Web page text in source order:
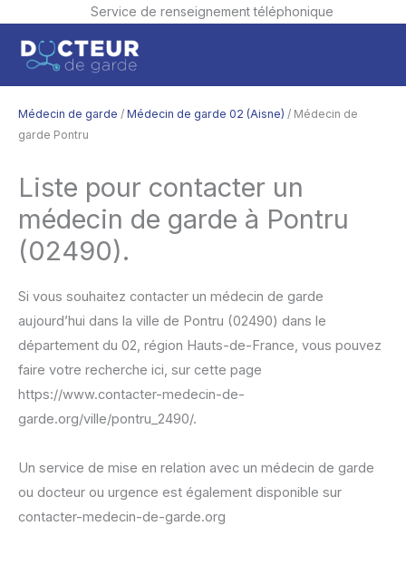
Service de renseignement téléphonique
contenu
Médecin de garde / Médecin de garde 02 (Aisne) / Médecin de
garde Pontru
Liste pour contacter un
médecin de garde à Pontru
(02490).
Si vous souhaitez contacter un médecin de garde
aujourd’hui dans la ville de Pontru (02490) dans le
département du 02, région Hauts-de-France, vous pouvez
faire votre recherche ici, sur cette page
https://www.contacter-medecin-de-
garde.org/ville/pontru_2490/.
Un service de mise en relation avec un médecin de garde
ou docteur ou urgence est également disponible sur
contacter-medecin-de-garde.org